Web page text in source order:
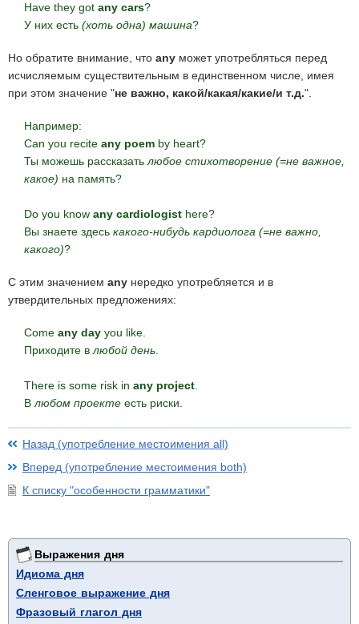
Have they got any cars?
У них есть (хоть одна) машина?
Но обратите внимание, что any может употребляться перед
исчисляемым существительным в единственном числе, имея
при этом значение "не важно, какой/какая/какие/и т.д.".
Например:
Can you recite any poem by heart?
Ты можешь рассказать любое стихотворение (=не важное,
какое) на память?
Do you know any cardiologist here?
Вы знаете здесь какого-нибудь кардиолога (=не важно,
какого)?
С этим значением any нередко употребляется и в
утвердительных предложениях:
Come any day you like.
Приходите в любой день
There is some risk in any project
В любом проекте есть риски.
Назад (употребление местоимения all)
Вперед (употребление местоимения both)
К списку "особенности грамматики"
Выражения дня
Идиома дня
Сленговое выражение дня
Фразовый глагол дня